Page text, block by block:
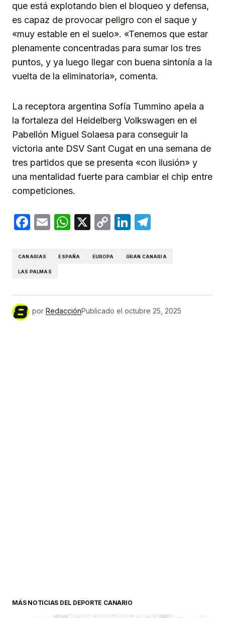
que está explotando bien el bloqueo y defensa,
es capaz de provocar peligro con el saque y
«muy estable en el suelo». «Tenemos que estar
plenamente concentradas para sumar los tres
puntos, y ya luego llegar con buena sintonía a la
vuelta de la eliminatoria», comenta.
La receptora argentina Sofía Tummino apela a
la fortaleza del Heidelberg Volkswagen en el
Pabellón Miguel Solaesa para conseguir la
victoria ante DSV Sant Cugat en una semana de
tres partidos que se presenta «con ilusión» y
una mentalidad fuerte para cambiar el chip entre
competiciones.
Facebook
EmailWhatsApp
X
CopyLinkedIn
CANARIAS ESPAÑA EUROPA GRAN CANARIA
LAS PALMAS
por RedacciónPublicado el octubre 25, 2025
MÁS NOTICIAS DEL DEPORTE CANARIO